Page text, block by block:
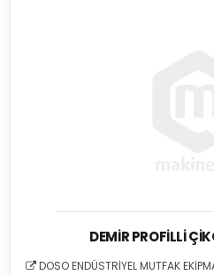
DEMIR PROFILLI
DOSO ENDÜSTRİYEL MUTFAK